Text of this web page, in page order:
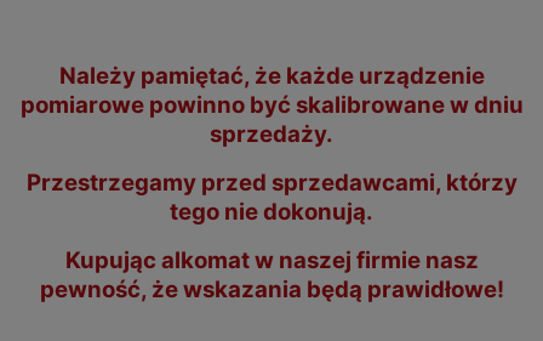
Należy pamiętać, że każde urządzenie
pomiarowe powinno być skalibrowane w dniu
sprzedaży.
Przestrzegamy przed sprzedawcami, którzy
tego nie dokonują.
Kupując alkomat w naszej firmie nasz
pewność, że wskazania będą prawidłowe!